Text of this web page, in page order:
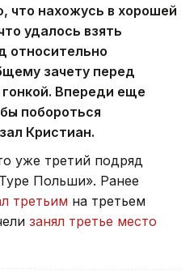
что нахожусь в хорошей
удалось взять
относительно
зачету перед
Впереди еще
побороться
Кристиан.
уже третий подряд
Польши». Ранее
третьим на третьем
занял третье место